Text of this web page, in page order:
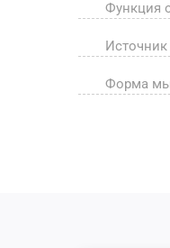
Функция
Форма